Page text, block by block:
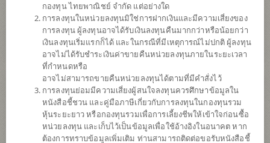
กองทุน ไทยพาณิชย์ จำกัด แต่อย่างใด
การลงทุนในหน่วยลงทุนมิใช่การฝากเงินและมีความเสี่ยงของ
การลงทุน ผู้ลงทุนอาจได้รับเงินลงทุนคืนมากกว่าหรือน้อยกว่า
เงินลงทุนเริ่มแรกก็ได้ และในกรณีที่มีเหตุการณ์ไม่ปกติ ผู้ลงทุน
อาจไม่ได้รับชำระเงินค่าขายคืนหน่วยลงทุนภายในระยะเวลา
ที่กำหนดหรือ
อาจไม่สามารถขายคืนหน่วยลงทุนได้ตามที่มีคำสั่งไว้
การลงทุนย่อมมีความเสี่ยงผู้สนใจลงทุนควรศึกษาข้อมูลใน
หนังสือชี้ชวน และคู่มือภาษีเกี่ยวกับการลงทุนในกองทุนรวม
หุ้นระยะยาว หรือกองทุนรวมเพื่อการเลี้ยงชีพให้เข้าใจก่อนซื้อ
หน่วยลงทุน และเก็บไว้เป็นข้อมูลเพื่อใช้อ้างอิงในอนาคต หาก
ต้องการทราบข้อมูลเพิ่มเติม ท่านสามารถติดต่อขอรับหนังสือชี้